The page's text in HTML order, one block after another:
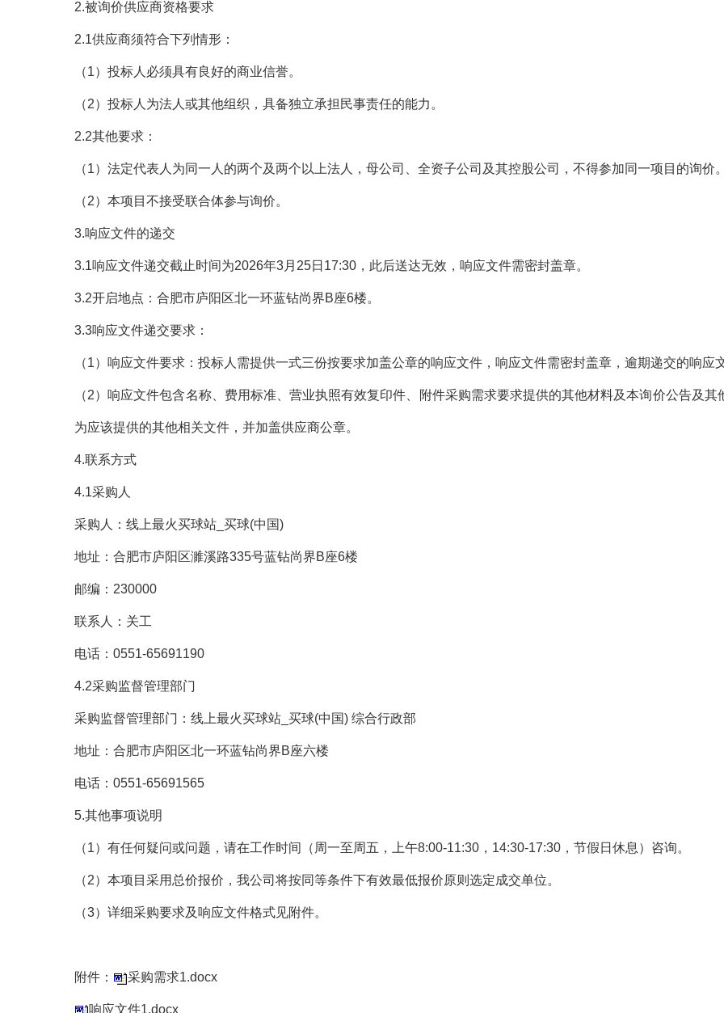
2.被询价供应商资格要求
2.1供应商须符合下列情形：
（1）投标人必须具有良好的商业信誉。
（2） 投标人为法人或其他组织，具备独立承担民事责任的能力。
2.2其他要求：
（1）法定代表人为同一人的两个及两个以上法人，母公司、全资子公司及其控股公司，不得参加同一项目的询价
（2）本项目不接受联合体参与询价。
3.响应文件的递交
3.1响应文件递交截止时间为2026年3月25日17:30，此后送达无效，响应文件需密封盖章。
3.2开启地点：合肥市庐阳区北一环蓝钻尚界B座6楼。
3.3响应文件递交要求：
（1）响应文件要求：投标人需提供一式三份按要求加盖公章的响应文件，响应文件需密封盖章，逾期递交的响应
（2）响应文件包含名称、费用标准、营业执照有效复印件、附件采购需求要求提供的其他材料及本询价公告及
为应该提供的其他相关文件，并加盖供应商公章。
4.联系方式
4.1采购人
采购人：线上最火买球站_买球(中国)
地址：合肥市庐阳区濉溪路335号蓝钻尚界B座6楼
邮编： 230000
联系人：关工
电话： 0551-65691190
4.2采购监督管理部门
采购监督管理部门：线上最火买球站_买球(中国) 综合行政部
地址：合肥市庐阳区北一环蓝钻尚界B座六楼
电话 ： 0551-65691565
5.其他事项说明
（1）有任何疑问或问题，请在工作时间（周一至周五，上午8:00-11:30， 14:30-17:30，节假日休息）咨询。
（2）本项目采用 总价报价，我公司将按同等条件下有效最低报价原则选定成交单位。
（3）详细采购要求及响应文件格式见附件。
附件： 采购需求1.docx
响应文件1.docx